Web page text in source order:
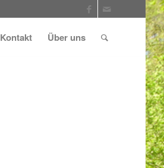
Kontakt Über uns